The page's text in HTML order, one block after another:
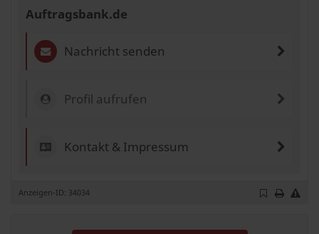
Auftragsbank.de
Nachricht senden
Profil aufrufen
Kontakt & Impressum
Anzeigen-ID: 34034